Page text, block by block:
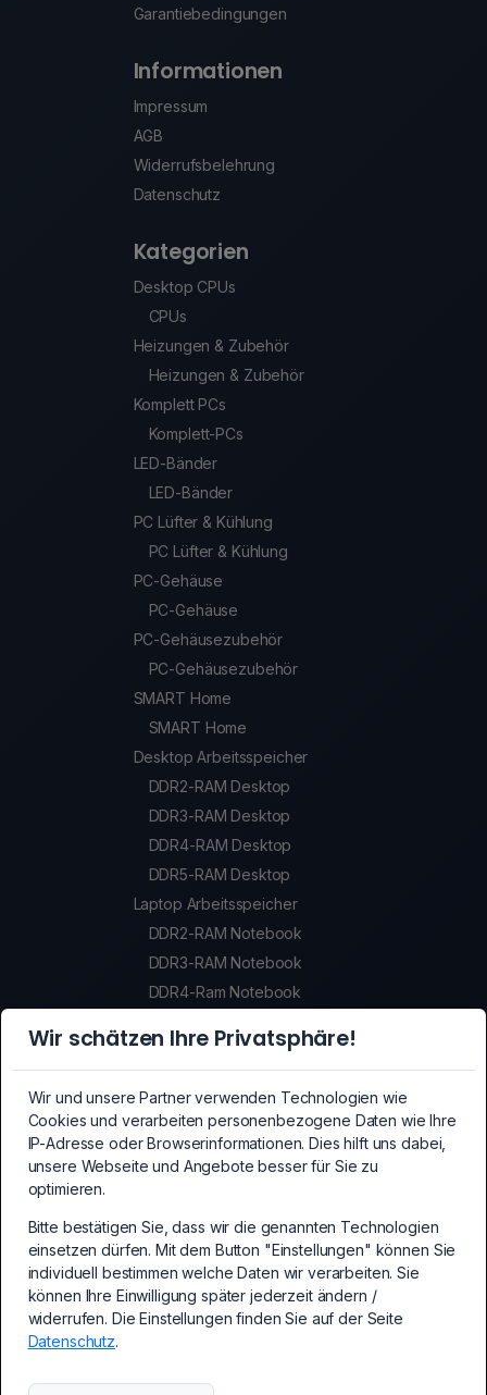
Garantiebedingungen
Informationen
Impressum
AGB
Widerrufsbelehrung
Datenschutz
Kategorien
Desktop CPUs
CPUs
Heizungen & Zubehör
Heizungen & Zubehör
Komplett PCs
Komplett-PCs
LED-Bänder
LED-Bänder
PC Lüfter & Kühlung
PC Lüfter & Kühlung
PC-Gehäuse
PC-Gehäuse
PC-Gehäusezubehör
PC-Gehäusezubehör
SMART Home
SMART Home
Desktop Arbeitsspeicher
DDR2-RAM Desktop
DDR3-RAM Desktop
DDR4-RAM Desktop
DDR5-RAM Desktop
Laptop Arbeitsspeicher
DDR2-RAM Notebook
DDR3-RAM Notebook
DDR4-Ram Notebook
SSDs
Crypto-Mining Equipment
Crypto-Mining Equipment
Mainboards
PCI-Express Erweiterungskarten
PC Erweiterungskarten
Kabel und Adapter
Kabel und Adapter
Wir schätzen Ihre Privatsphäre!
Wir und unsere Partner verwenden Technologien wie
Cookies und verarbeiten personenbezogene Daten wie Ihre
IP-Adresse oder Browserinformationen. Dies hilft uns dabei,
unsere Webseite und Angebote besser für Sie zu
optimieren.
Bitte bestätigen Sie, dass wir die genannten Technologien
einsetzen dürfen. Mit dem Button "Einstellungen" können Sie
individuell bestimmen welche Daten wir verarbeiten. Sie
können Ihre Einwilligung später jederzeit ändern /
widerrufen. Die Einstellungen finden Sie auf der Seite
Datenschutz.